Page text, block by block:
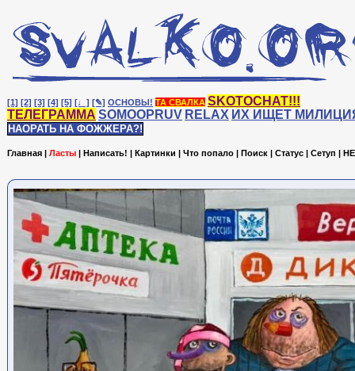
[1] [2] [3] [4] [5] [♩] [✎] ОСНОВЫ! ТА СВАЛКА SKOTOCHAT!!!
ТЕЛЕГРАММА SOMOOPRUV RELAX ИХ ИЩЕТ
НАОРАТЬ НА ФОЖЖЕРА?!
Главная | Ласты | Написать! | Картинки | Что попало | Поиск | Статус | Сетуп |